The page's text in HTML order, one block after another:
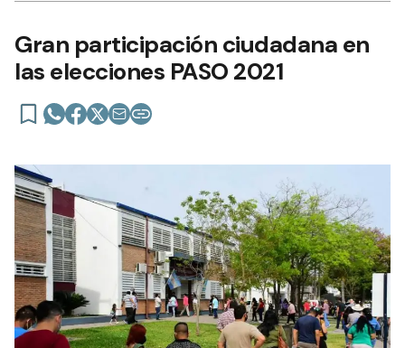
Gran participación ciudadana en
las elecciones PASO 2021